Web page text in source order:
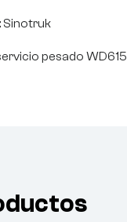
Sinotruk
pesado WD615